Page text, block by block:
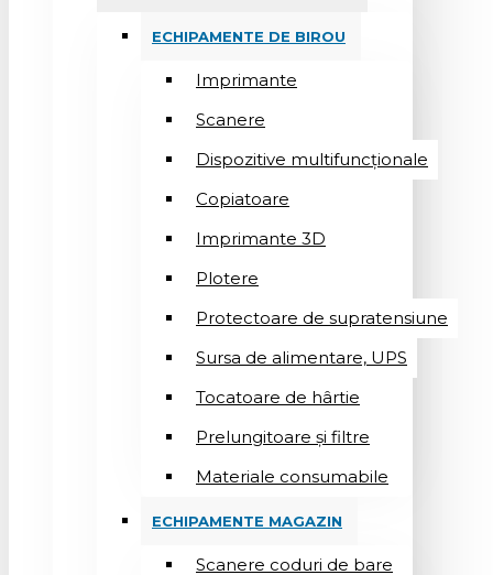
ECHIPAMENTE DE BIROU
Imprimante
Scanere
Dispozitive multifuncționale
Copiatoare
Imprimante 3D
Plotere
Protectoare de supratensiune
Sursa de alimentare, UPS
Tocatoare de hârtie
Prelungitoare și filtre
Materiale consumabile
ECHIPAMENTE MAGAZIN
Scanere coduri de bare